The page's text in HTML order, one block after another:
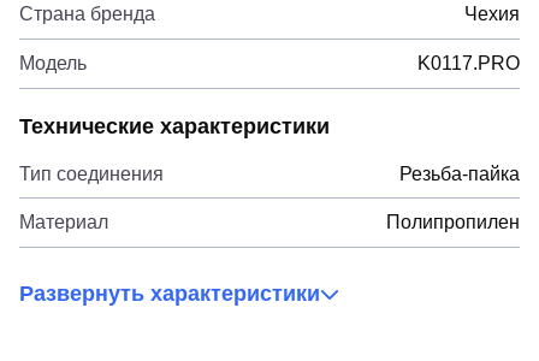
Страна бренда Чехия
Модель K0117.PRO
Технические характеристики
Тип соединения Резьба-пайка
Материал Полипропилен
Развернуть характеристики